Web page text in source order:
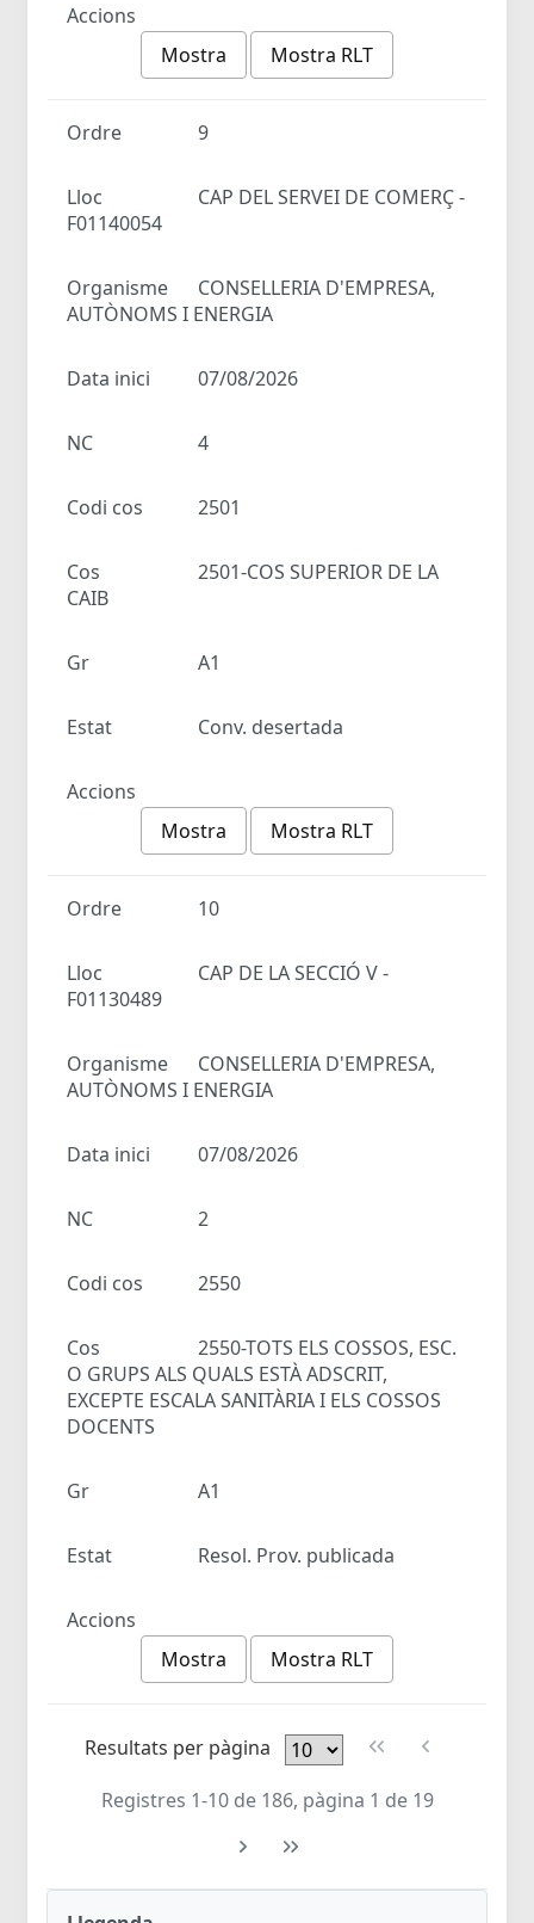
Accions
Mostra
Mostra RLT
Ordre 9
Lloc
CAP DEL SERVEI DE COMERÇ -
F01140054
Organisme
CONSELLERIA D'EMPRESA,
AUTÒNOMS I ENERGIA
Data inici 07/08/2026
NC 4
Codi cos 2501
Cos
2501-COS SUPERIOR DE LA
CAIB
Gr A1
Estat Conv. desertada
Accions
Mostra
Mostra RLT
Ordre 10
Lloc
CAP DE LA SECCIÓ V -
F01130489
Organisme
CONSELLERIA D'EMPRESA,
AUTÒNOMS I ENERGIA
Data inici 07/08/2026
NC 2
Codi cos 2550
Cos
2550-TOTS ELS COSSOS, ESC.
O GRUPS ALS QUALS ESTÀ ADSCRIT,
EXCEPTE ESCALA SANITÀRIA I ELS COSSOS
DOCENTS
Gr A1
Estat Resol. Prov. publicada
Accions
Mostra
Mostra RLT
Resultats per pàgina
Registres 1-10 de 186, pàgina 1 de 19